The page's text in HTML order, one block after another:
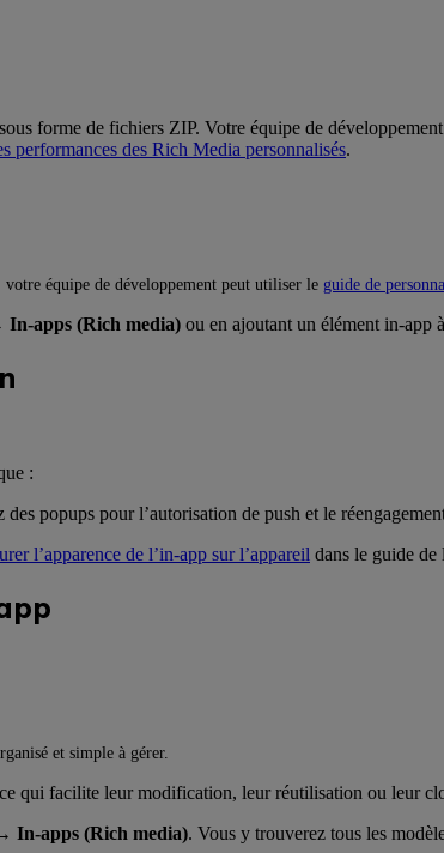
forme de fichiers ZIP. Votre équipe de
performances des Rich Media personnalisés.
votre équipe de développement peut utiliser le guide de
In-apps (Rich media) ou en ajoutant un élément in-app
:
des popups pour l’autorisation de push et le
l’apparence de l’in-app sur l’appareil dans le guide de
et simple à gérer.
qui facilite leur modification, leur réutilisation ou leur
In-apps (Rich media). Vous y trouverez tous les